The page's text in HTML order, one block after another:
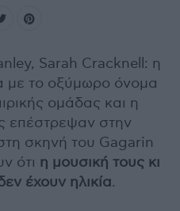
Sarah Cracknell: η
με το οξύμωρο όνομα
ομάδας και η
επέστρεψαν στην
σκηνή του Gagarin
ότι η μουσική τους κι
έχουν ηλικία.